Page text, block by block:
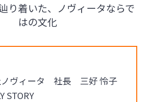
り着いた、ノヴィータならで
はの文化
ノヴィータ 社長 三好 怜子
STORY